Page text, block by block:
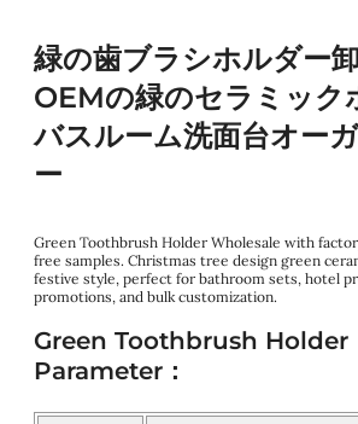
緑の歯ブラシホルダー卸
OEMの緑のセラミック
バスルーム洗面台オー
ー
Green Toothbrush Holder Wholesale with
free samples. Christmas tree design green
festive style, perfect for bathroom sets, hotel
promotions, and bulk customization.
Green Toothbrush Holder
Parameter：